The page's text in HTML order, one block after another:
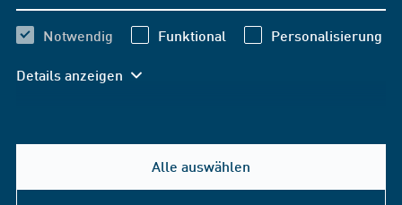
Notwendig Funktional Personalisierung
Details anzeigen
Alle auswählen